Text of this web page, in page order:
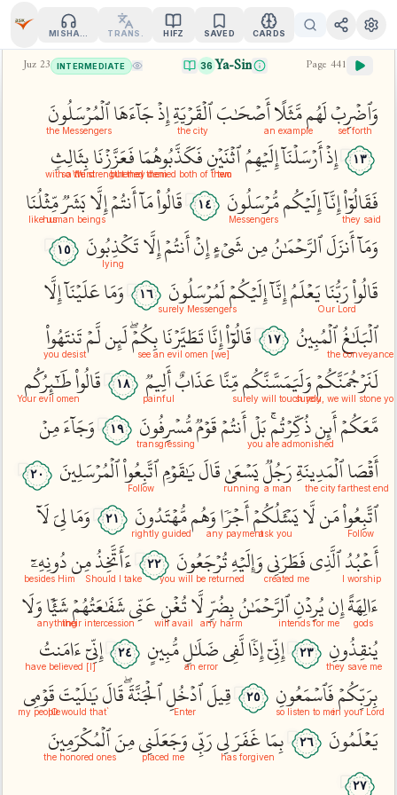
MISHARY TRANS. HIFZ SAVED CARDS
Juz23 INTERMEDIATE 36 Ya-Sin Page 441
وَٱضۡرِبۡ
set forth لَهُممَّثَلًا
an exampleأَصۡحَٰبَٱلۡقَرۡيَةِ
the city إِذۡجَآءَهَاٱلۡمُرۡسَلُونَ
the Messengers
١٣ إِذۡأَرۡسَلۡنَآإِلَيۡهِمُٱثۡنَيۡنِ
two فَكَذَّبُوهُمَا
but they denied both of them
فَعَزَّزۡنَا
so We strengthened them
بِثَالِثٖ
with a third
فَقَالُوٓاْ
they saidإِنَّآإِلَيۡكُممُّرۡسَلُونَ
Messengers
١٤ قَالُواْمَآأَنتُمۡإِلَّابَشَرٞ
human beingsمِّثۡلُنَا
like us
وَمَآأَنزَلَٱلرَّحۡمَٰنُمِنشَيۡءٍإِنۡأَنتُمۡإِلَّاتَكۡذِبُونَ
lying
١٥
قَالُواْرَبُّنَا
Our Lordيَعۡلَمُإِنَّآإِلَيۡكُمۡلَمُرۡسَلُونَ
surely Messengers
١٦ وَمَاعَلَيۡنَآإِلَّا
ٱلۡبَلَٰغُ
the conveyanceٱلۡمُبِينُ ١٧ قَالُوٓاْإِنَّاتَطَيَّرۡنَا [we] see an evil omen بِكُمۡۖلَئِنلَّمۡتَنتَهُواْ
you desist
لَنَرۡجُمَنَّكُمۡ
surely, we will stoneوَلَيَمَسَّنَّكُم
surely will touch youمِّنَّاعَذَابٌأَلِيمٞ
painful
١٨ قَالُواْطَٰٓئِرُكُم
Your evil omen
مَّعَكُمۡأَئِنذُكِّرۡتُمۚ
you are admonished
بَلۡأَنتُمۡقَوۡمٞمُّسۡرِفُونَ
transgressing
١٩ وَجَآءَمِنۡ
أَقۡصَا
farthest endٱلۡمَدِينَةِ
the city رَجُلٞ
a man يَسۡعَىٰ
running قَالَيَٰقَوۡمِٱتَّبِعُواْ
Follow ٱلۡمُرۡسَلِينَ ٢٠
ٱتَّبِعُواْ
Follow مَنلَّايَسۡ‍َٔلُكُمۡ
ask you أَجۡرٗا
any paymentوَهُممُّهۡتَدُونَ
rightly guided
٢١ وَمَالِيَلَآ
أَعۡبُدُ
I worshipٱلَّذِيفَطَرَنِي
created meوَإِلَيۡهِتُرۡجَعُونَ
you will be returned
٢٢ ءَأَتَّخِذُ
Should I takeمِندُونِهِۦٓ
besides Him
ءَالِهَةً
gods إِنيُرِدۡنِ
intends for meٱلرَّحۡمَٰنُبِضُرّٖ
any harmلَّاتُغۡنِ
will availعَنِّيشَفَٰعَتُهُمۡ
their intercessionشَيۡ‍ٔٗا
anythingوَلَا
يُنقِذُونِ
they save me
٢٣ إِنِّيٓإِذٗالَّفِيضَلَٰلٖ
an error مُّبِينٍ ٢٤ إِنِّيٓءَامَنتُ [I] have believed
بِرَبِّكُمۡ
in your Lordفَٱسۡمَعُونِ
so listen to me
٢٥ قِيلَٱدۡخُلِ
Enter ٱلۡجَنَّةَۖقَالَيَٰلَيۡتَ `O would that! قَوۡمِي
my people
يَعۡلَمُونَ ٢٦ بِمَاغَفَرَ
has forgivenلِيرَبِّيوَجَعَلَنِي
placed me مِنَٱلۡمُكۡرَمِينَ
the honored ones
٢٧